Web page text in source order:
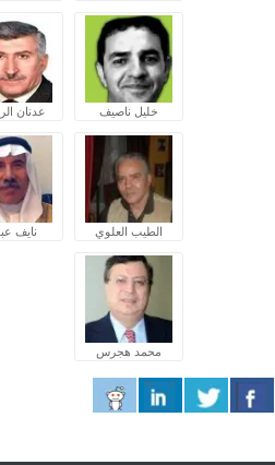
خليل ناصيف عدنان
الطيب العلوي نايف
محمد هجرس